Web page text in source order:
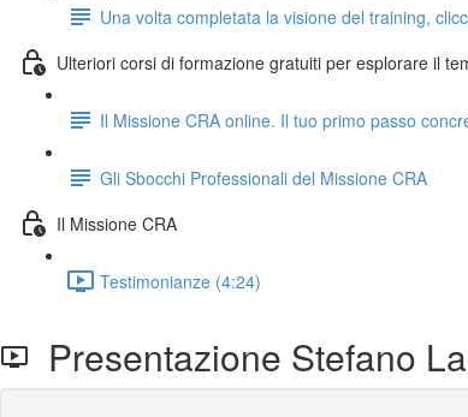
Una volta completata la visione del training,
Ulteriori corsi di formazione gratuiti per esplorare il
Il Missione CRA online. Il tuo primo passo
Gli Sbocchi Professionali del Missione CRA
Il Missione CRA
Testimonianze (4:24)
Presentazione Stefano